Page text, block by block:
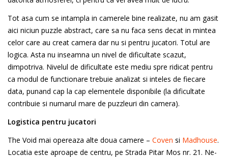
Tot asa cum se intampla in camerele bine realizate, nu am gasit
aici niciun puzzle abstract, care sa nu faca sens decat in mintea
celor care au creat camera dar nu si pentru jucatori. Totul are
logica. Asta nu inseamna un nivel de dificultate scazut,
dimpotriva. Nivelul de dificultate este mediu spre ridicat pentru
ca modul de functionare trebuie analizat si inteles de fiecare
data, punand cap la cap elementele disponibile (la dificultate
contribuie si numarul mare de puzzleuri din camera).
Logistica pentru jucatori
The Void mai opereaza alte doua camere – Coven si Madhouse.
Locatia este aproape de centru, pe Strada Pitar Mos nr. 21. Ne-